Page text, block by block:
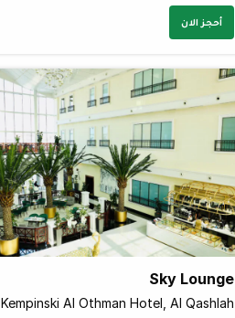
أحجز الان
Sky Lounge
Kempinski Al Othman Hotel, Al Qashlah